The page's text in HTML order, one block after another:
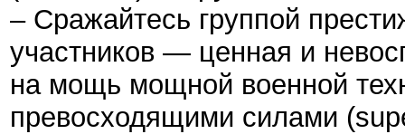
– Сражайтесь группой
участников — ценная и
на мощь мощной военной
превосходящими силами